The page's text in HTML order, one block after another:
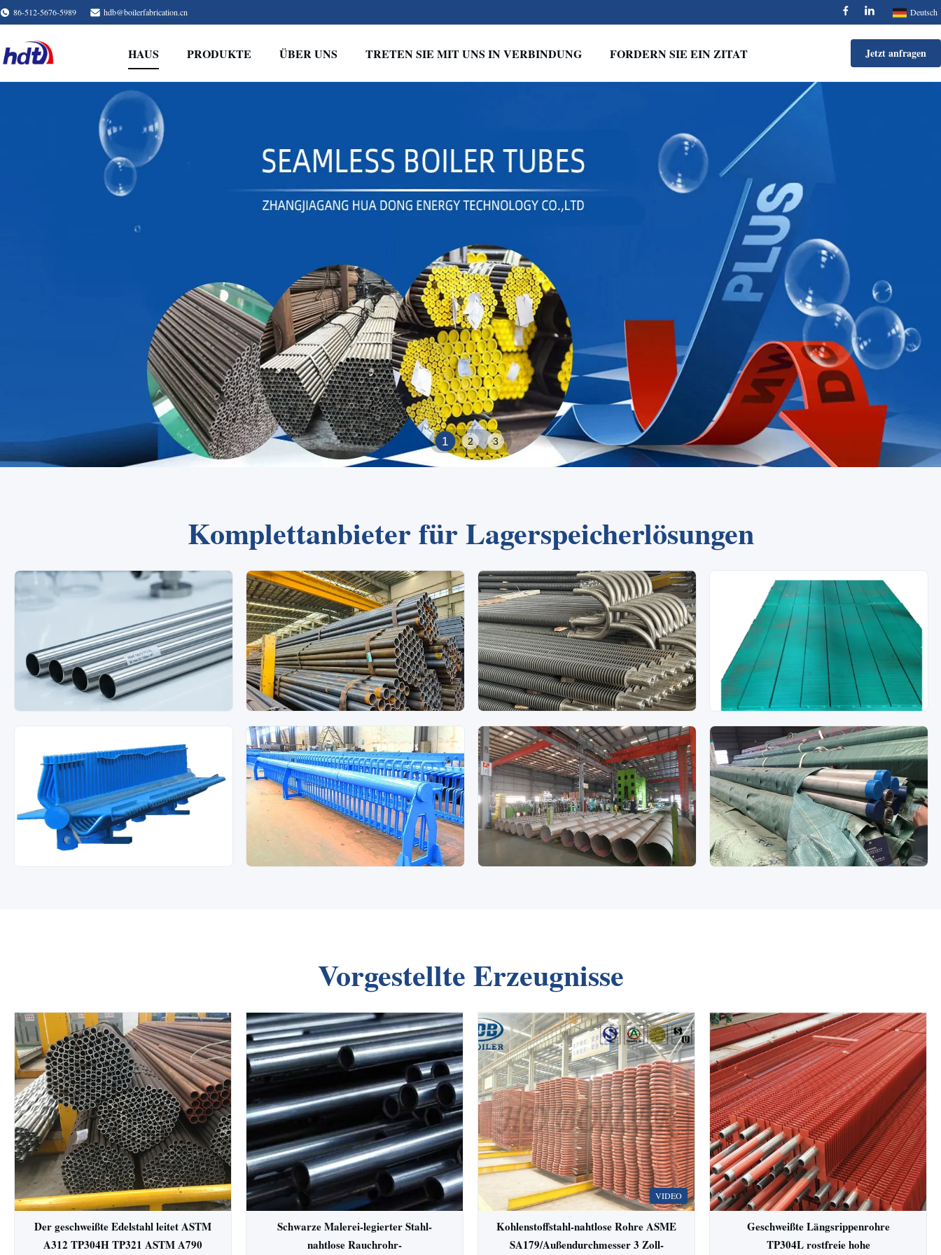
86-512-5676-5989 hdb@boilerfabrication.cn Deutsch
HAUS PRODUKTE ÜBER UNS TRETEN SIE MIT UNS IN VERBINDUNG FORDERN SIE EIN ZITAT Jetzt anfragen
1 2 3
Komplettanbieter für Lagerspeicherlösungen
Vorgestellte Erzeugnisse
Der geschweißte Edelstahl leitet ASTM
A312 TP304H TP321 ASTM A790
Schwarze Malerei-legierter Stahl-
nahtlose Rauchrohr-
VIDEO
Kohlenstoffstahl-nahtlose Rohre ASME
SA179/Außendurchmesser 3 Zoll-
Geschweißte Längsrippenrohre
TP304L rostfreie hohe